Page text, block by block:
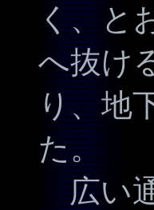
く、と
へ抜け
り、地
た。
広い